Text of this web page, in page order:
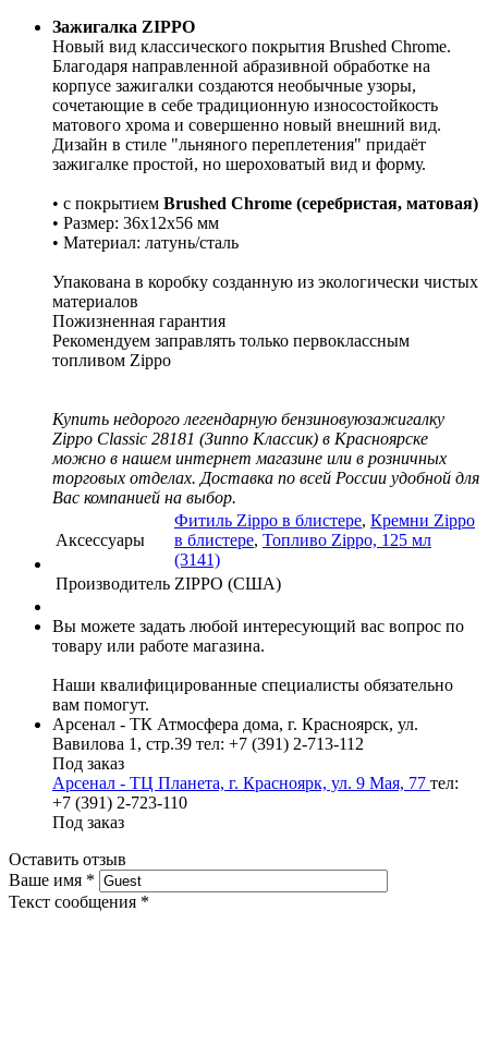
Зажигалка ZIPPO
Новый вид классического покрытия Brushed Chrome.
Благодаря направленной абразивной обработке на
корпусе зажигалки создаются необычные узоры,
сочетающие в себе традиционную износостойкость
матового хрома и совершенно новый внешний вид.
Дизайн в стиле "льняного переплетения" придаёт
зажигалке простой, но шероховатый вид и форму.
• с покрытием Brushed Chrome (серебристая, матовая)
• Размер: 36x12x56 мм
• Материал: латунь/сталь
Упакована в коробку созданную из экологически чистых
материалов
Пожизненная гарантия
Рекомендуем заправлять только первоклассным
топливом Zippо
Купить недорого легендарную бензиновуюзажигалку
Zippo Classic 28181 (Зиппо Классик) в Красноярске
можно в нашем интернет магазине или в розничных
торговых отделах. Доставка по всей России удобной для
Вас компанией на выбор.
Аксессуары
Фитиль Zippo в блистере, Кремни Zippo
в блистере, Топливо Zippo, 125 мл
(3141)
Производитель ZIPPO (США)
Вы можете задать любой интересующий вас вопрос по
товару или работе магазина.
Наши квалифицированные специалисты обязательно
вам помогут.
Арсенал - ТК Атмосфера дома, г. Красноярск, ул.
Вавилова 1, стр.39 тел: +7 (391) 2-713-112
Под заказ
Арсенал - ТЦ Планета, г. Красноярк, ул. 9 Мая, 77 тел:
+7 (391) 2-723-110
Под заказ
Оставить отзыв
Ваше имя *
Текст сообщения *